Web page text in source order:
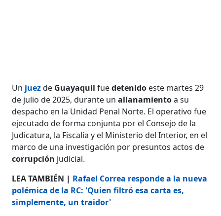
Un juezde Guayaquilfuedetenido este martes 29
de julio de 2025, durante unallanamientoa su
despacho en la Unidad Penal Norte. El operativo fue
ejecutado de forma conjunta por el Consejo de la
Judicatura, la Fiscalía y el Ministerio del Interior, en el
marco de una investigación por presuntos actos de
corrupción judicial.
LEA TAMBIÉN | Rafael Correa responde a la nueva
polémica de la RC: 'Quien filtró esa carta es,
simplemente, un traidor'